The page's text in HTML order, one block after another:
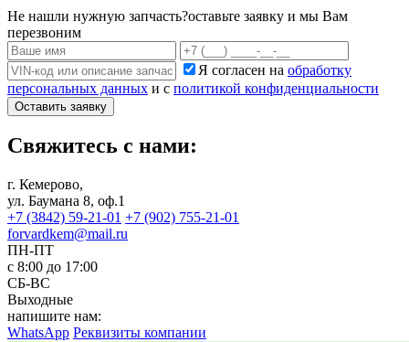
Не нашли нужную запчасть?оставьте заявку и мы Вам
перезвоним
Я согласен на обработку
персональных данных и с политикой конфиденциальности
Оставить заявку
Свяжитесь с нами:
г. Кемерово,
ул. Баумана 8, оф.1
+7 (3842) 59-21-01 +7 (902) 755-21-01
forvardkem@mail.ru
ПН-ПТ
с 8:00 до 17:00
СБ-ВС
Выходные
напишите нам:
WhatsApp Реквизиты компании